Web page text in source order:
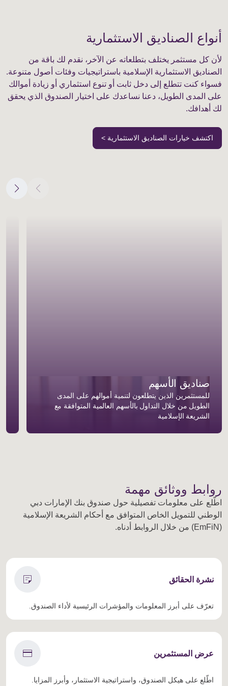
أنواع الصناديق الاستثمارية
لأن كل مستثمر يختلف بتطلعاته عن الآخر، نقدم لك باقة من
الصناديق الاستثمارية الإسلامية باستراتيجيات وفئات أصول متنوعة.
فسواء كنت تتطلع إلى دخل ثابت أو تنوع استثماري أو زيادة أموالك
على المدى الطويل، دعنا نساعدك على اختيار الصندوق الذي يحقق
لك أهدافك.
اكتشف خيارات الصناديق الاستثمارية >
صناديق الأسهم
للمستثمرين الذين يتطلعون لتنمية أموالهم على المدى
الطويل من خلال التداول بالأسهم العالمية المتوافقة مع
الشريعة الإسلامية
روابط ووثائق مهمة
اطّلع على معلومات تفصيلية حول صندوق بنك الإمارات دبي
الوطني للتمويل الخاص المتوافق مع أحكام الشريعة الإسلامية
(EmFiN) من خلال الروابط أدناه.
نشرة الحقائق sticky_note_2
تعرّف على أبرز المعلومات والمؤشرات الرئيسية لأداء الصندوق.
عرض المستثمرين credit_card
اطّلع على هيكل الصندوق، واستراتيجية الاستثمار، وأبرز المزايا.